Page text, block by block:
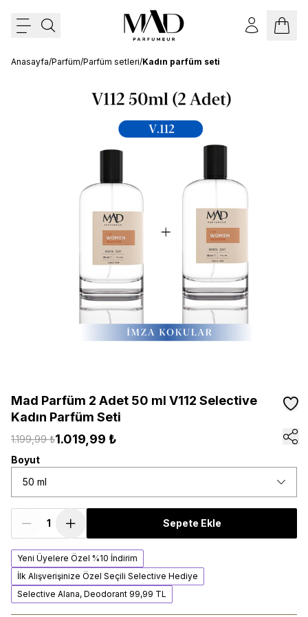
Anasayfa/Parfüm/Parfüm setleri/Kadın parfüm seti
Mad Parfüm 2 Adet 50 ml V112 Selective
Kadın Parfüm Seti
1.199,99 ₺1.019,99 ₺
Boyut
50 ml
Sepete Ekle
Yeni Üyelere Özel %10 İndirim
İlk Alışverişinize Özel Seçili Selective Hediye
Selective Alana, Deodorant 99,99 TL